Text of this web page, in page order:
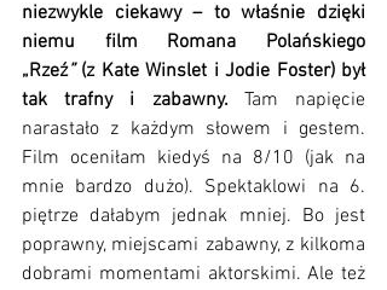
niezwykle ciekawy – to właśnie dzięki
niemu film Romana Polańskiego
„Rzeź” (z Kate Winslet i Jodie Foster) był
tak trafny i zabawny. Tam napięcie
narastało z każdym słowem i gestem.
Film oceniłam kiedyś na 8/10 (jak na
mnie bardzo dużo). Spektaklowi na 6.
piętrze dałabym jednak mniej. Bo jest
poprawny, miejscami zabawny, z kilkoma
dobrami momentami aktorskimi. Ale też